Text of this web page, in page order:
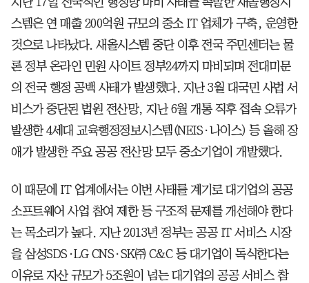
스템은 연 매출 200억원 규모의 중소 IT 업체가 구축, 운영한
것으로 나타났다. 새올시스템 중단 이후 전국 주민센터는 물
론 정부 온라인 민원 사이트 정부24까지 마비되며 전대미문
의 전국 행정 공백 사태가 발생했다. 지난 3월 대국민 사법 서
비스가 중단된 법원 전산망, 지난 6월 개통 직후 접속 오류가
발생한 4세대 교육행정정보시스템(NEIS·나이스) 등 올해 장
애가 발생한 주요 공공 전산망 모두 중소기업이 개발했다.
이 때문에 IT 업계에서는 이번 사태를 계기로 대기업의 공공
소프트웨어 사업 참여 제한 등 구조적 문제를 개선해야 한다
는 목소리가 높다. 지난 2013년 정부는 공공 IT 서비스 시장
을 삼성SDS·LG CNS·SK㈜ C&C 등 대기업이 독식한다는
이유로 자산 규모가 5조원이 넘는 대기업의 공공 서비스 참